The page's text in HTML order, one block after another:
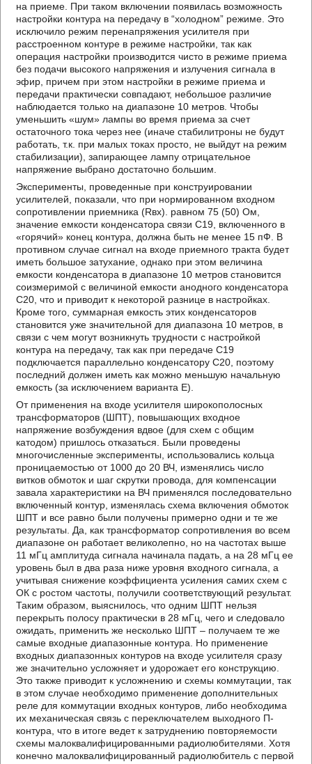
на приеме. При таком включении появилась возможность
настройки контура на передачу в “холодном” режиме. Это
исключило режим перенапряжения усилителя при
расстроенном контуре в режиме настройки, так как
операция настройки производится чисто в режиме приема
без подачи высокого напряжения и излучения сигнала в
эфир, причем при этом настройки в режиме приема и
передачи практически совпадают, небольшое различие
наблюдается только на диапазоне 10 метров. Чтобы
уменьшить «шум» лампы во время приема за счет
остаточного тока через нее (иначе стабилитроны не будут
работать, т.к. при малых токах просто, не выйдут на режим
стабилизации), запирающее лампу отрицательное
напряжение выбрано достаточно большим.
Эксперименты, проведенные при конструировании
усилителей, показали, что при нормированном входном
сопротивлении приемника (Rвх). равном 75 (50) Ом,
значение емкости конденсатора связи C19, включенного в
«горячий» конец контура, должна быть не менее 15 пФ. В
противном случае сигнал на входе приемного тракта будет
иметь большое затухание, однако при этом величина
емкости конденсатора в диапазоне 10 метров становится
соизмеримой с величиной емкости анодного конденсатора
C20, что и приводит к некоторой разнице в настройках.
Кроме того, суммарная емкость этих конденсаторов
становится уже значительной для диапазона 10 метров, в
связи с чем могут возникнуть трудности с настройкой
контура на передачу, так как при передаче C19
подключается параллельно конденсатору C20, поэтому
последний должен иметь как можно меньшую начальную
емкость (за исключением варианта E).
От применения на входе усилителя широкополосных
трансформаторов (ШПТ), повышающих входное
напряжение возбуждения вдвое (для схем с общим
катодом) пришлось отказаться. Были проведены
многочисленные эксперименты, использовались кольца
проницаемостью от 1000 до 20 ВЧ, изменялись число
витков обмоток и шаг скрутки провода, для компенсации
завала характеристики на ВЧ применялся последовательно
включенный контур, изменялась схема включения обмоток
ШПТ и все равно были получены примерно одни и те же
результаты. Да, как трансформатор сопротивления во всем
диапазоне он работает великолепно, но на частотах выше
11 мГц амплитуда сигнала начинала падать, а на 28 мГц ее
уровень был в два раза ниже уровня входного сигнала, а
учитывая снижение коэффициента усиления самих схем с
ОК с ростом частоты, получили соответствующий результат.
Таким образом, выяснилось, что одним ШПТ нельзя
перекрыть полосу практически в 28 мГц, чего и следовало
ожидать, применить же несколько ШПТ – получаем те же
самые входные диапазонные контура. Но применение
входных диапазонных контуров на входе усилителя сразу
же значительно усложняет и удорожает его конструкцию.
Это также приводит к усложнению и схемы коммутации, так
в этом случае необходимо применение дополнительных
реле для коммутации входных контуров, либо необходима
их механическая связь с переключателем выходного П-
контура, что в итоге ведет к затруднению повторяемости
схемы малоквалифицированными радиолюбителями. Хотя
конечно малоквалифицированный радиолюбитель с первой